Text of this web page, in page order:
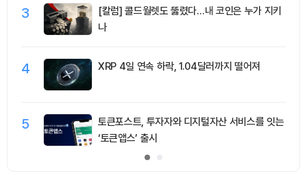
3
[칼럼] 콜드월렛도 뚫렸다…내 코인은 누가 지키
나
4 XRP 4일 연속 하락, 1.04달러까지 떨어져
5
토큰포스트, 투자자와 디지털자산 서비스를 잇는
‘토큰앱스’ 출시